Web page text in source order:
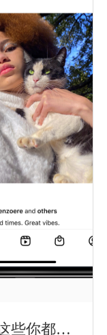
instagram账号注册流程，这些你都清楚吗？